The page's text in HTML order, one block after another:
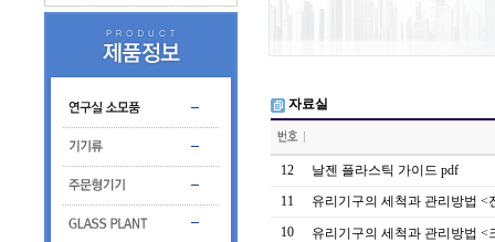
자료실
12
날젠 플라스틱 가이드 pdf
11
유리기구의 세척과 관리방법 <
10
유리기구의 세척과 관리방법 <